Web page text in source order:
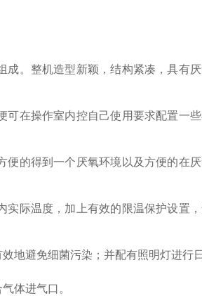
成。整机造型新颖，结构紧凑，具有
在操作室内控自己使用要求配置一
便的得到一个厌氧环境以及方便的在
际温度，加上有效的限温保护设置
地避免细菌污染；并配有照明灯进行
体进气口。